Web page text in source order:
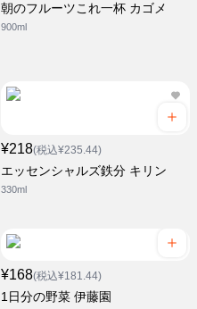
朝のフルーツこれ一杯 カゴメ
900ml
¥218(税込¥235.44)
エッセンシャルズ鉄分 キリン
330ml
¥168(税込¥181.44)
1日分の野菜 伊藤園